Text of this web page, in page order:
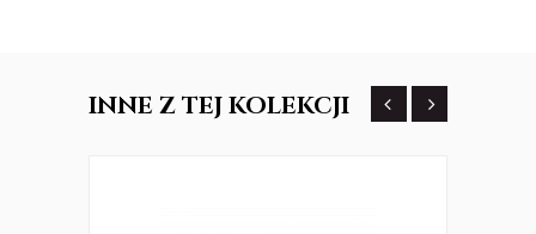
INNE Z TEJ KOLEKCJI